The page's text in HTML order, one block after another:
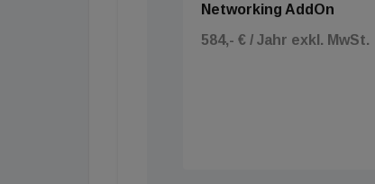
Networking AddOn
584,- € / Jahr exkl. MwSt.